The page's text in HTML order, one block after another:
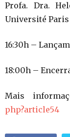
Profa. Dra.
Université
16:30h –
18:00h –
Mais
php?article54